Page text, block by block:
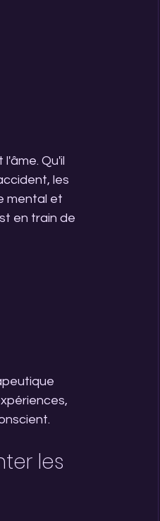
Qu'il
les
mental et
en train de
les